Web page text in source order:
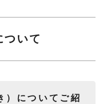
いて
についてご紹